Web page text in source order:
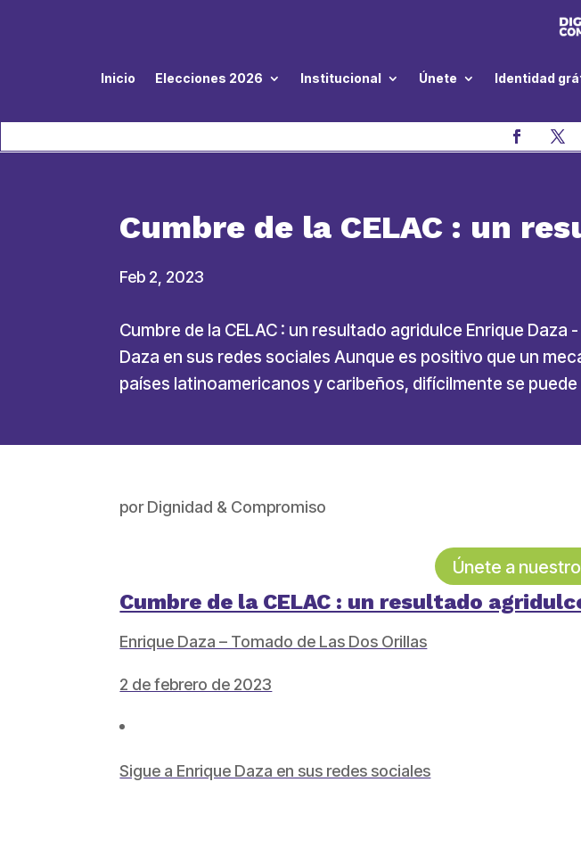
Inicio Elecciones 2026 Institucional Únete Identidad
Cumbre de la CELAC : un
Feb 2, 2023
Cumbre de la CELAC : un resultado agridulce Enrique
Daza en sus redes sociales Aunque es positivo que un
países latinoamericanos y caribeños, difícilmente se
porDignidad & Compromiso
Únete a
Cumbre de la CELAC : un resultado
Enrique Daza – Tomado de Las Dos Orillas
2 de febrero de 2023
Sigue a Enrique Daza en sus redes sociales